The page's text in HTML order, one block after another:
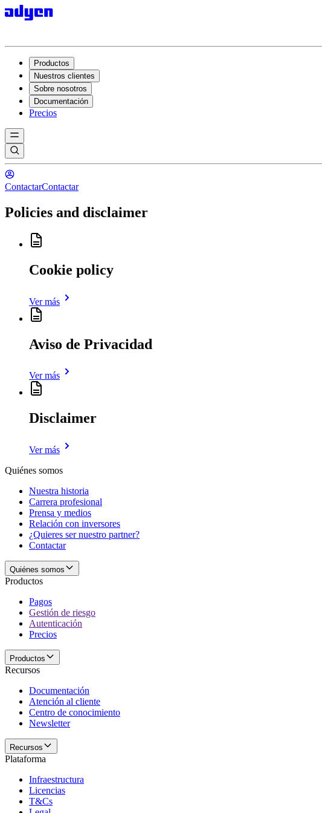
Productos
Nuestros clientes
Sobre nosotros
Documentación
Precios
ContactarContactar
Policies and disclaimer
Cookie policy
Ver más
Aviso de Privacidad
Ver más
Disclaimer
Ver más
Quiénes somos
Nuestra historia
Carrera profesional
Prensa y medios
Relación con inversores
¿Quieres ser nuestro partner?
Contactar
Quiénes somos
Productos
Pagos
Gestión de riesgo
Autenticación
Precios
Productos
Recursos
Documentación
Atención al cliente
Centro de conocimiento
Newsletter
Recursos
Plataforma
Infraestructura
Licencias
T&Cs